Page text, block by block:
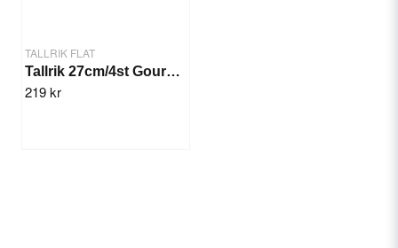
TALLRIK FLAT
Tallrik 27cm/4st Gourme Blå
219 kr